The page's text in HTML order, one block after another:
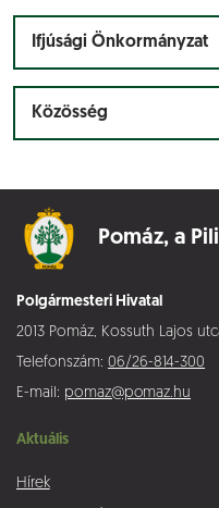
Ifjúsági Önkormányzat
Közösség
Pomáz, a
Polgármesteri Hivatal
2013 Pomáz, Kossuth Lajos
Telefonszám: 06/26-814-300
E-mail: pomaz@pomaz.hu
Aktuális
Hírek